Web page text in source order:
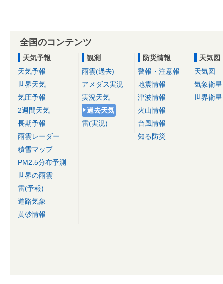
全国のコンテンツ
天気予報
天気予報
世界天気
気圧予報
2週間天気
長期予報
雨雲レーダー
積雪マップ
PM2.5分布予測
世界の雨雲
雷(予報)
道路気象
黄砂情報
観測
雨雲(過去)
アメダス実況
実況天気
過去天気
雷(実況)
防災情報
警報・注意報
地震情報
津波情報
火山情報
台風情報
知る防災
天気図
天気図
気象衛星
世界衛星